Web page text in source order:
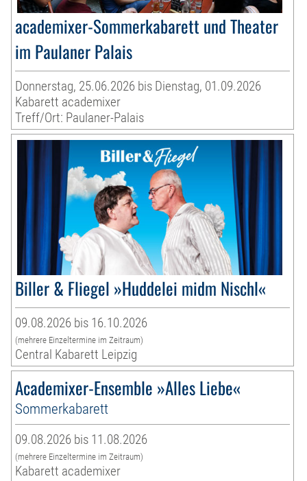
academixer-Sommerkabarett und Theater
im Paulaner Palais
Donnerstag, 25.06.2026 bis Dienstag, 01.09.2026
Kabarett academixer
Treff/Ort: Paulaner-Palais
Biller & Fliegel »Huddelei midm Nischl«
09.08.2026 bis 16.10.2026
(mehrere Einzeltermine im Zeitraum)
Central Kabarett Leipzig
Academixer-Ensemble »Alles Liebe«
Sommerkabarett
09.08.2026 bis 11.08.2026
(mehrere Einzeltermine im Zeitraum)
Kabarett academixer